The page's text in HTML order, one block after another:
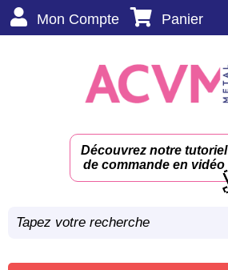
Découvrez notre tutoriel
de commande en vidéo
Mon Compte Panier